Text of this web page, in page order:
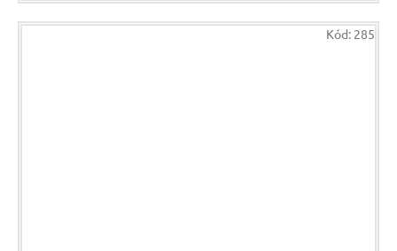
Kód: 285